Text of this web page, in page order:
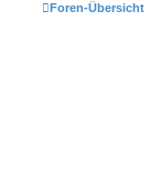
Foren-Übersicht